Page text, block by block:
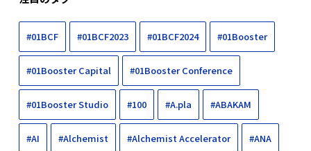
#01BCF #01BCF2023 #01BCF2024 #01Booster
#01Booster Capital #01Booster Conference
#01Booster Studio #100 #A.pla #ABAKAM
#AI #Alchemist #Alchemist Accelerator #ANA